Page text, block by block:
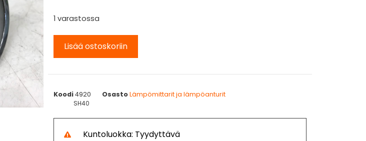
1 varastossa
Lisää ostoskoriin
Koodi4920 Osasto Lämpömittarit ja lämpöanturit
SH40
Kuntoluokka: Tyydyttävä